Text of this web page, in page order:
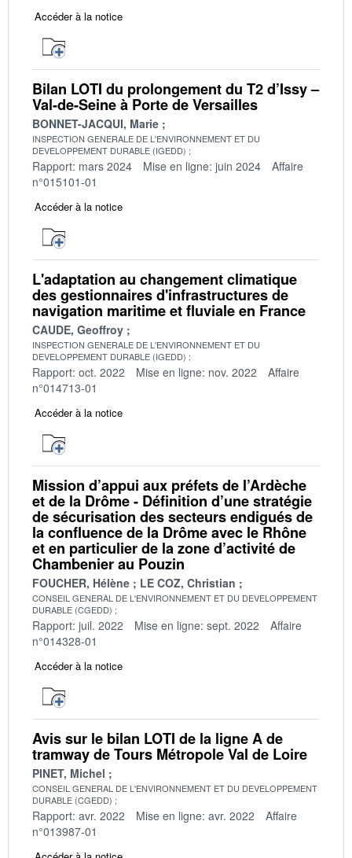
Accéder à la notice
Bilan LOTI du prolongement du T2 d’Issy –
Val-de-Seine à Porte de Versailles
BONNET-JACQUI, Marie
INSPECTION GENERALE DE L'ENVIRONNEMENT ET DU
DEVELOPPEMENT DURABLE (IGEDD)
Rapport: mars 2024 Mise en ligne: juin 2024
Affaire
n°015101-01
Accéder à la notice
L'adaptation au changement climatique
des gestionnaires d'infrastructures de
navigation maritime et fluviale en France
CAUDE, Geoffroy
INSPECTION GENERALE DE L'ENVIRONNEMENT ET DU
DEVELOPPEMENT DURABLE (IGEDD)
Rapport: oct. 2022 Mise en ligne: nov. 2022
Affaire
n°014713-01
Accéder à la notice
Mission d’appui aux préfets de l’Ardèche
et de la Drôme - Définition d’une stratégie
de sécurisation des secteurs endigués de
la confluence de la Drôme avec le Rhône
et en particulier de la zone d’activité de
Chambenier au Pouzin
FOUCHER, Hélène LE COZ, Christian
CONSEIL GENERAL DE L'ENVIRONNEMENT ET DU DEVELOPPEMENT
DURABLE (CGEDD)
Rapport: juil. 2022 Mise en ligne: sept. 2022
Affaire
n°014328-01
Accéder à la notice
Avis sur le bilan LOTI de la ligne A de
tramway de Tours Métropole Val de Loire
PINET, Michel
CONSEIL GENERAL DE L'ENVIRONNEMENT ET DU DEVELOPPEMENT
DURABLE (CGEDD)
Rapport: avr. 2022 Mise en ligne: avr. 2022
Affaire
n°013987-01